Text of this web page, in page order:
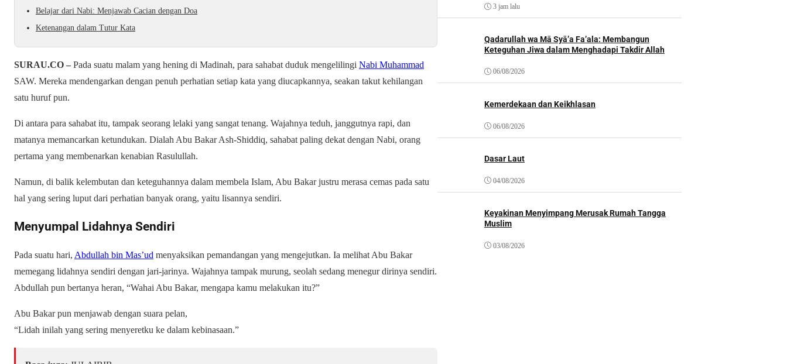
Belajar dari Nabi: Menjawab Cacian dengan Doa
Ketenangan dalam Tutur Kata
SURAU.CO – Pada suatu malam yang hening di Madinah, para sahabat duduk mengelilingi Nabi Muhammad
SAW. Mereka mendengarkan dengan penuh perhatian setiap kata yang diucapkannya, seakan takut kehilangan
satu huruf pun.
Di antara para sahabat itu, tampak seorang lelaki yang sangat tenang. Wajahnya teduh, janggutnya rapi, dan
matanya memancarkan ketundukan. Dialah Abu Bakar Ash-Shiddiq, sahabat paling dekat dengan Nabi, orang
pertama yang membenarkan kenabian Rasulullah.
Namun, di balik kelembutan dan keteguhannya dalam membela Islam, Abu Bakar justru merasa cemas pada satu
hal yang sering luput dari perhatian banyak orang, yaitu lisannya sendiri.
Menyumpal Lidahnya Sendiri
Pada suatu hari, Abdullah bin Mas’ud menyaksikan pemandangan yang mengejutkan. Ia melihat Abu Bakar
memegang lidahnya sendiri dengan jari-jarinya. Wajahnya tampak murung, seolah sedang menegur dirinya sendiri.
Abdullah pun bertanya heran, “Wahai Abu Bakar, mengapa kamu melakukan itu?”
Abu Bakar pun menjawab dengan suara pelan,
“Lidah inilah yang sering menyeretku ke dalam kebinasaan.”
3 jam lalu
Qadarullah wa Mā Syā’a Fa’ala: Membangun
Keteguhan Jiwa dalam Menghadapi Takdir Allah
06/08/2026
Kemerdekaan dan Keikhlasan
06/08/2026
Dasar Laut
04/08/2026
Keyakinan Menyimpang Merusak Rumah Tangga
Muslim
03/08/2026